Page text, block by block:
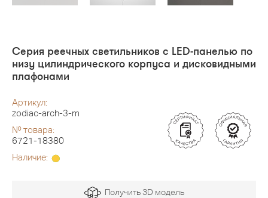
Серия реечных светильников с LED-панелью по
низу цилиндрического корпуса и дисковидными
плафонами
Артикул:
zodiac-arch-3-m
№ товара:
6721-18380
Наличие:
Получить 3D модель